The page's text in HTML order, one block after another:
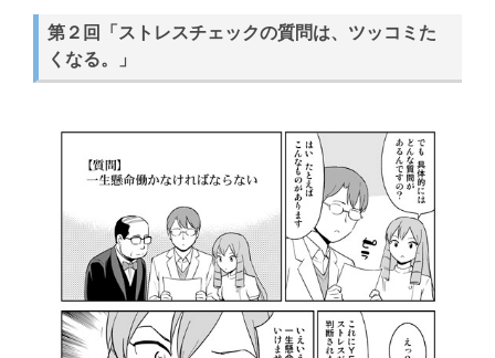
第２回「ストレスチェックの質問は、ツッコミた
くなる。」